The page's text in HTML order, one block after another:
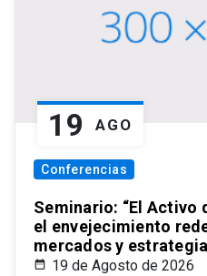
19 AGO
Conferencias
Seminario: “El Activo
el envejecimiento
mercados y
19 de Agosto de 2026